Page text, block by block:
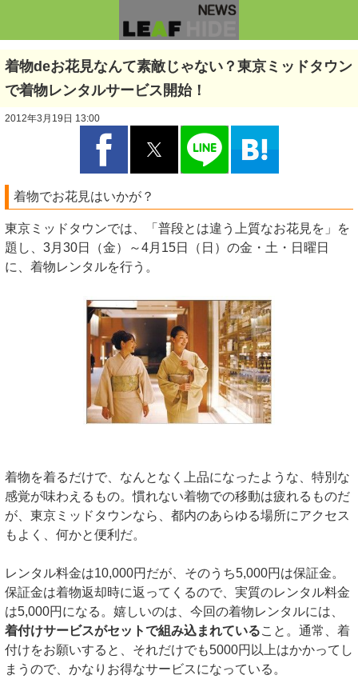
着物deお花見なんて素敵じゃない？東京ミッドタウン
で着物レンタルサービス開始！
2012年3月19日 13:00
着物でお花見はいかが？
東京ミッドタウンでは、「普段とは違う上質なお花見を」を
題し、3月30日（金）～4月15日（日）の金・土・日曜日
に、着物レンタルを行う。
着物を着るだけで、なんとなく上品になったような、特別な
感覚が味わえるもの。慣れない着物での移動は疲れるものだ
が、東京ミッドタウンなら、都内のあらゆる場所にアクセス
もよく、何かと便利だ。
レンタル料金は10,000円だが、そのうち5,000円は保証金。
保証金は着物返却時に返ってくるので、実質のレンタル料金
は5,000円になる。嬉しいのは、今回の着物レンタルには、
着付けサービスがセットで組み込まれていること。通常、着
付けをお願いすると、それだけでも5000円以上はかかってし
まうので、かなりお得なサービスになっている。